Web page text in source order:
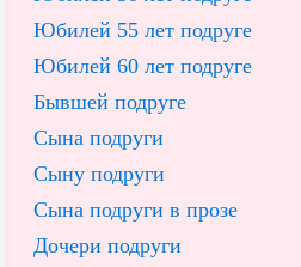
Юбилей 55 лет подруге
Юбилей 60 лет подруге
Бывшей подруге
Сына подруги
Сыну подруги
Сына подруги в прозе
Дочери подруги